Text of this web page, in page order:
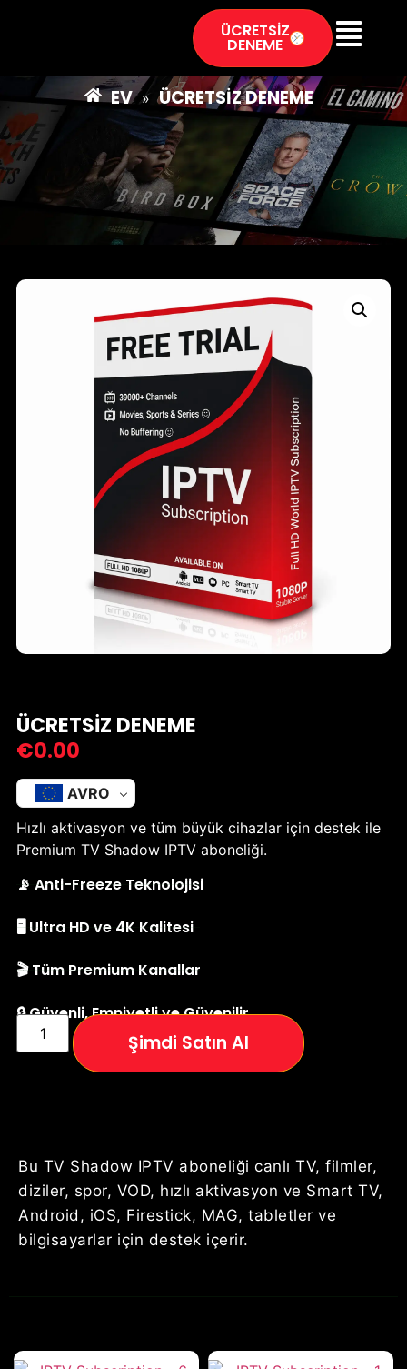
ÜCRETSİZ
DENEME
EV » ÜCRETSIZ DENEME
ÜCRETSIZ DENEME
€0.00
AVRO
Hızlı aktivasyon ve tüm büyük cihazlar için destek ile
Premium TV Shadow IPTV aboneliği.
📡 Anti-Freeze Teknolojisi
🖥️ Ultra HD ve 4K Kalitesi
🎬 Tüm Premium Kanallar
🔒 Güvenli, Emniyetli ve Güvenilir
Şimdi Satın Al
Bu TV Shadow IPTV aboneliği canlı TV, filmler,
diziler, spor, VOD, hızlı aktivasyon ve Smart TV,
Android, iOS, Firestick, MAG, tabletler ve
bilgisayarlar için destek içerir.